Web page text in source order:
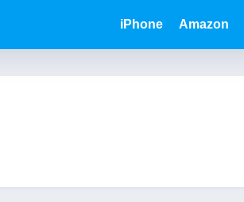
iPhone Amazon